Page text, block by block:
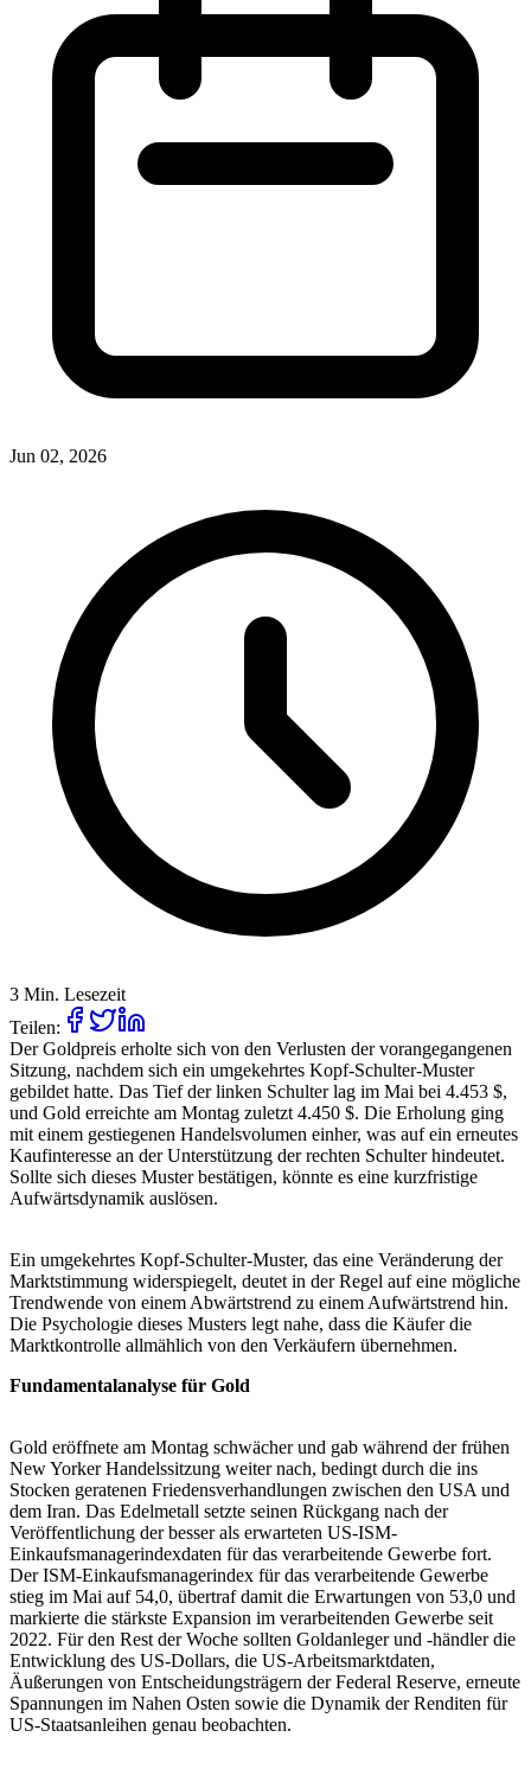
Jun 02, 2026
3 Min. Lesezeit
Teilen:
Der Goldpreis erholte sich von den Verlusten der vorangegangenen
Sitzung, nachdem sich ein umgekehrtes Kopf-Schulter-Muster
gebildet hatte. Das Tief der linken Schulter lag im Mai bei 4.453 $,
und Gold erreichte am Montag zuletzt 4.450 $. Die Erholung ging
mit einem gestiegenen Handelsvolumen einher, was auf ein erneutes
Kaufinteresse an der Unterstützung der rechten Schulter hindeutet.
Sollte sich dieses Muster bestätigen, könnte es eine kurzfristige
Aufwärtsdynamik auslösen.
Ein umgekehrtes Kopf-Schulter-Muster, das eine Veränderung der
Marktstimmung widerspiegelt, deutet in der Regel auf eine mögliche
Trendwende von einem Abwärtstrend zu einem Aufwärtstrend hin.
Die Psychologie dieses Musters legt nahe, dass die Käufer die
Marktkontrolle allmählich von den Verkäufern übernehmen.
Fundamentalanalyse für Gold
Gold eröffnete am Montag schwächer und gab während der frühen
New Yorker Handelssitzung weiter nach, bedingt durch die ins
Stocken geratenen Friedensverhandlungen zwischen den USA und
dem Iran. Das Edelmetall setzte seinen Rückgang nach der
Veröffentlichung der besser als erwarteten US-ISM-
Einkaufsmanagerindexdaten für das verarbeitende Gewerbe fort.
Der ISM-Einkaufsmanagerindex für das verarbeitende Gewerbe
stieg im Mai auf 54,0, übertraf damit die Erwartungen von 53,0 und
markierte die stärkste Expansion im verarbeitenden Gewerbe seit
2022. Für den Rest der Woche sollten Goldanleger und -händler die
Entwicklung des US-Dollars, die US-Arbeitsmarktdaten,
Äußerungen von Entscheidungsträgern der Federal Reserve, erneute
Spannungen im Nahen Osten sowie die Dynamik der Renditen für
US-Staatsanleihen genau beobachten.